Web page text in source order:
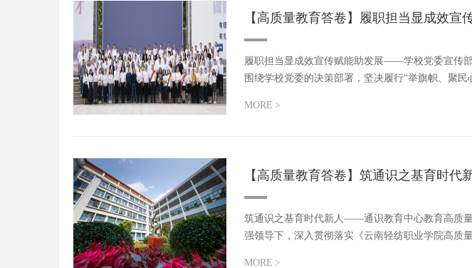
【高质量教育答卷】履职担当显成效
履职担当显成效宣传赋能助发展——学校党委宣传
围绕学校党委的决策部署，坚决履行“举旗帜、聚
MORE >
【高质量教育答卷】筑通识之基育时
筑通识之基育时代新人——通识教育中心教育高质
强领导下，深入贯彻落实《云南轻纺职业学院高质
MORE >